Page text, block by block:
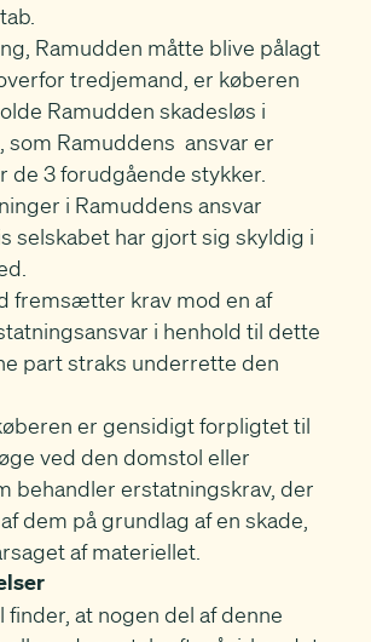
Ramudden måtte blive pålagt
tredjemand, er køberen
Ramudden skadesløs i
som Ramuddens ansvar er
3 forudgående stykker.
i Ramuddens ansvar
selskabet har gjort sig skyldig i
fremsætter krav mod en af
i henhold til dette
part straks underrette den
er gensidigt forpligtet til
ved den domstol eller
behandler erstatningskrav, der
dem på grundlag af en skade,
af materiellet.
finder, at nogen del af denne